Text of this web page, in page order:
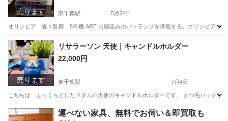
売ります 東千葉駅 5月24日
オリンピア 蝶々乱舞 5号機 ART お馴染みのパトランプを搭載する、オリンピアブ
千葉 千葉市 東千葉駅 その他
売ります
リサラーソン 天使｜キャンドルホルダー
22,000円
東千葉駅 7月4日
こちらは、ふっくらとしたマダムの天使のキャンドルホルダーです。 まつ毛パッチ
千葉 千葉市 東千葉駅 インテリア雑貨/小物 天使
運べない家具、無料でお伺い＆即買取も